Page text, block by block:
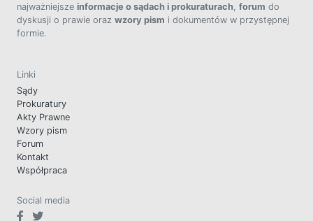
najważniejsze informacje o sądach i prokuraturach, forum do
dyskusji o prawie oraz wzory pism i dokumentów w przystępnej
formie.
Linki
Sądy
Prokuratury
Akty Prawne
Wzory pism
Forum
Kontakt
Współpraca
Social media